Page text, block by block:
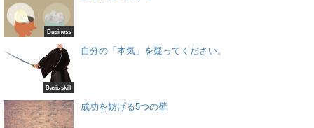
Business
Basic skill
自分の「本気」を疑ってください。
成功を妨げる5つの壁